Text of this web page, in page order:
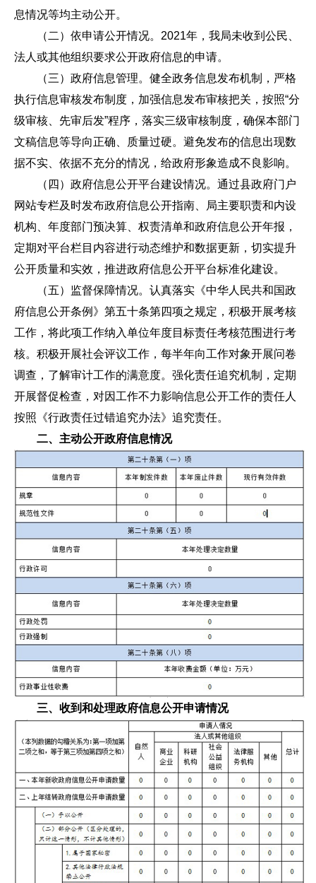
息情况等均主动公开。
（二）依申请公开情况。2021年，我局未收到公民、
法人或其他组织要求公开政府信息的申请。
（三）政府信息管理。健全政务信息发布机制，严格
执行信息审核发布制度，加强信息发布审核把关，按照“分
级审核、先审后发”程序，落实三级审核制度，确保本部门
文稿信息等导向正确、质量过硬。避免发布的信息出现数
据不实、依据不充分的情况，给政府形象造成不良影响。
（四）政府信息公开平台建设情况。通过县政府门户
网站专栏及时发布政府信息公开指南、局主要职责和内设
机构、年度部门预决算、权责清单和政府信息公开年报，
定期对平台栏目内容进行动态维护和数据更新，切实提升
公开质量和实效，推进政府信息公开平台标准化建设。
（五）监督保障情况。认真落实《中华人民共和国政
府信息公开条例》第五十条第四项之规定，积极开展考核
工作，将此项工作纳入单位年度目标责任考核范围进行考
核。积极开展社会评议工作，每半年向工作对象开展问卷
调查，了解审计工作的满意度。强化责任追究机制，定期
开展督促检查，对因工作不力影响信息公开工作的责任人
按照《行政责任过错追究办法》追究责任。
二、主动公开政府信息情况
三、收到和处理政府信息公开申请情况